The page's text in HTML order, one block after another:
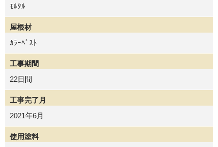
ﾓﾙﾀﾙ
屋根材
ｶﾗｰﾍﾞｽﾄ
工事期間
22日間
工事完了月
2021年6月
使用塗料